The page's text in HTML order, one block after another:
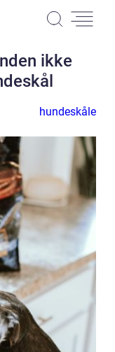
ikke
hundeskåle